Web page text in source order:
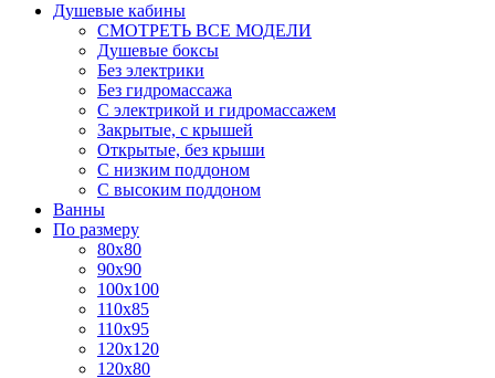
Душевые кабины
СМОТРЕТЬ ВСЕ МОДЕЛИ
Душевые боксы
Без электрики
Без гидромассажа
С электрикой и гидромассажем
Закрытые, с крышей
Открытые, без крыши
С низким поддоном
С высоким поддоном
Ванны
По размеру
80x80
90x90
100x100
110x85
110x95
120x120
120x80